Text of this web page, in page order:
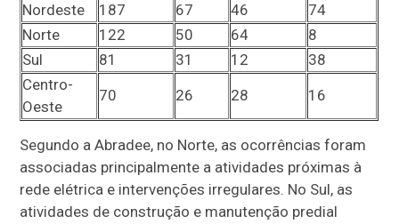
Nordeste
187 67 46
74
Norte
122 50 64
8
Sul
81 31 12
38
Centro-
Oeste
70 26 28 16
Segundo a Abradee, no Norte, as ocorrências foram
associadas principalmente a atividades próximas à
rede elétrica e intervenções irregulares. No Sul, as
atividades de construção e manutenção predial